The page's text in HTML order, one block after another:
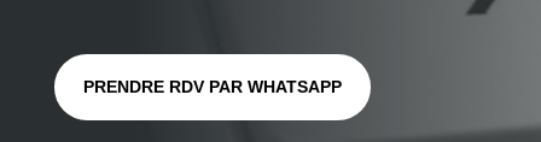
PRENDRE RDV PAR WHATSAPP